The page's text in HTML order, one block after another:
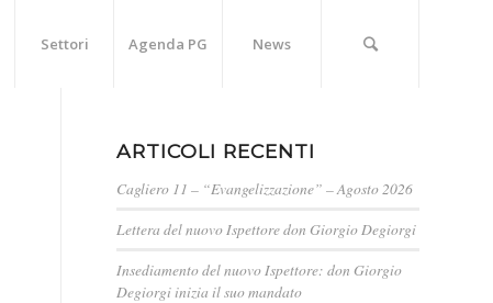
Settori Agenda PG News
ARTICOLI RECENTI
Cagliero 11 – “Evangelizzazione” – Agosto 2026
Lettera del nuovo Ispettore don Giorgio Degiorgi
Insediamento del nuovo Ispettore: don Giorgio
Degiorgi inizia il suo mandato